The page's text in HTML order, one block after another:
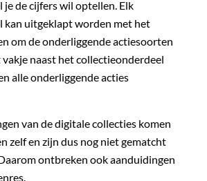
de cijfers wil optellen. Elk
kan uitgeklapt worden met het
om de onderliggende actiesoorten
naast het collectieonderdeel
alle onderliggende acties
van de digitale collecties komen
zelf en zijn dus nog niet gematcht
ontbreken ook aanduidingen